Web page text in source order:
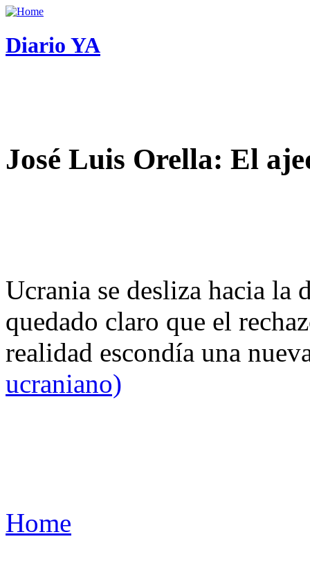
Diario YA
José Luis Orella: El
Ucrania se desliza hacia
quedado claro que el
realidad escondía una
ucraniano)
Home